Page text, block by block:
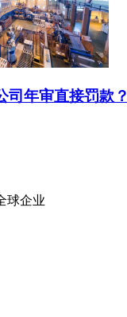
司年审直接罚款？
球企业